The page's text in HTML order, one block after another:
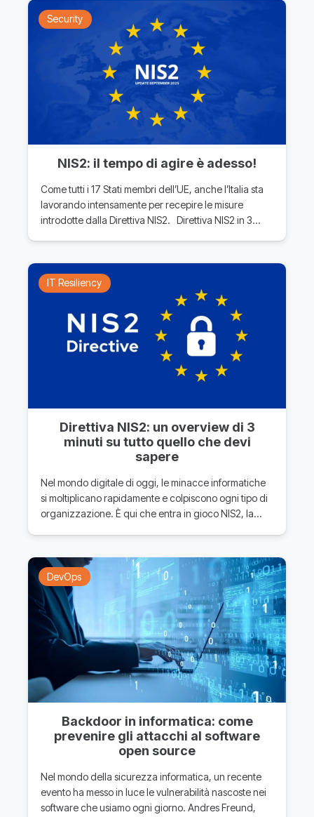
Security
NIS2: il tempo di agire è adesso!
Come tutti i 17 Stati membri dell’UE, anche l’Italia sta
lavorando intensamente per recepire le misure
introdotte dalla Direttiva NIS2. Direttiva NIS2 in 3…
IT Resiliency
Direttiva NIS2: un overview di 3
minuti su tutto quello che devi
sapere
Nel mondo digitale di oggi, le minacce informatiche
si moltiplicano rapidamente e colpiscono ogni tipo di
organizzazione. È qui che entra in gioco NIS2, la…
DevOps
Backdoor in informatica: come
prevenire gli attacchi al software
open source
Nel mondo della sicurezza informatica, un recente
evento ha messo in luce le vulnerabilità nascoste nei
software che usiamo ogni giorno. Andres Freund,